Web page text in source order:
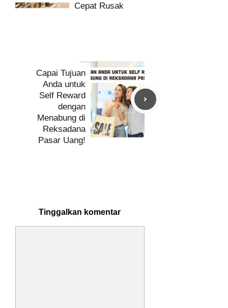
Cepat Rusak
Capai Tujuan
Anda untuk
Self Reward
dengan
Menabung di
Reksadana
Pasar Uang!
Tinggalkan komentar